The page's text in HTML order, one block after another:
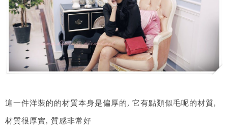
這一件洋裝的的材質本身是偏厚的, 它有點類似毛呢的材質,
材質很厚實, 質感非常好